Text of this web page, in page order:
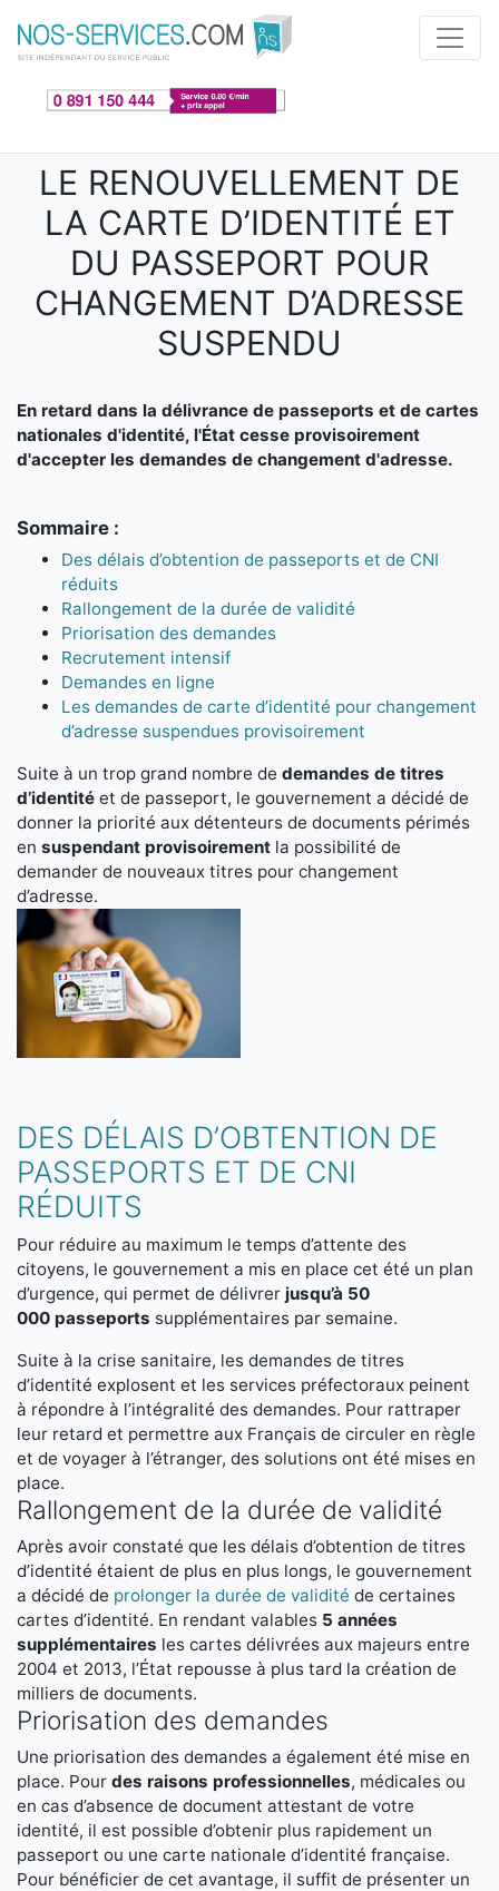
Aller au contenu principal
LE RENOUVELLEMENT DE
LA CARTE D’IDENTITÉ ET
DU PASSEPORT POUR
CHANGEMENT D’ADRESSE
SUSPENDU
En retard dans la délivrance de passeports et de cartes
nationales d'identité, l'État cesse provisoirement
d'accepter les demandes de changement d'adresse.
Sommaire :
Des délais d’obtention de passeports et de CNI
réduits
Rallongement de la durée de validité
Priorisation des demandes
Recrutement intensif
Demandes en ligne
Les demandes de carte d’identité pour changement
d’adresse suspendues provisoirement
Suite à un trop grand nombre de demandes de titres
d’identité et de passeport, le gouvernement a décidé de
donner la priorité aux détenteurs de documents périmés
en suspendant provisoirement la possibilité de
demander de nouveaux titres pour changement
d’adresse.
DES DÉLAIS D’OBTENTION DE
PASSEPORTS ET DE CNI
RÉDUITS
Pour réduire au maximum le temps d’attente des
citoyens, le gouvernement a mis en place cet été un plan
d’urgence, qui permet de délivrer jusqu’à 50
000 passeports supplémentaires par semaine.
Suite à la crise sanitaire, les demandes de titres
d’identité explosent et les services préfectoraux peinent
à répondre à l’intégralité des demandes. Pour rattraper
leur retard et permettre aux Français de circuler en règle
et de voyager à l’étranger, des solutions ont été mises en
place.
Rallongement de la durée de validité
Après avoir constaté que les délais d’obtention de titres
d’identité étaient de plus en plus longs, le gouvernement
a décidé de prolonger la durée de validité de certaines
cartes d’identité. En rendant valables 5 années
supplémentaires les cartes délivrées aux majeurs entre
2004 et 2013, l’État repousse à plus tard la création de
milliers de documents.
Priorisation des demandes
Une priorisation des demandes a également été mise en
place. Pour des raisons professionnelles, médicales ou
en cas d’absence de document attestant de votre
identité, il est possible d’obtenir plus rapidement un
passeport ou une carte nationale d’identité française.
Pour bénéficier de cet avantage, il suffit de présenter un